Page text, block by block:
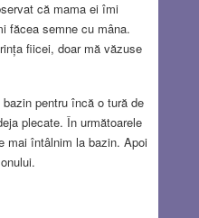
că mama ei îmi
făcea semne cu mâna.
fiicei, doar mă văzuse
pentru încă o tură de
plecate. În următoarele
mai întâlnim la bazin. Apoi